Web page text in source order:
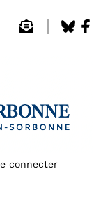
connecter